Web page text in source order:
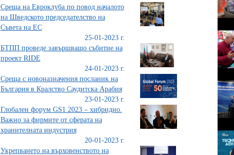
Среща на Евроклуба по повод началото
на Шведското председателство на
Съвета на ЕС
25-01-2023 г.
БТПП проведе завършващо събитие на
проект RIDE
24-01-2023 г.
Среща с новоназначения посланик на
България в Кралство Саудитска Арабия
23-01-2023 г.
Глобален форум GS1 2023 – хибридно.
Важно за фирмите от сферата на
хранителната индустрия
20-01-2023 г.
Укрепването на върховенството на